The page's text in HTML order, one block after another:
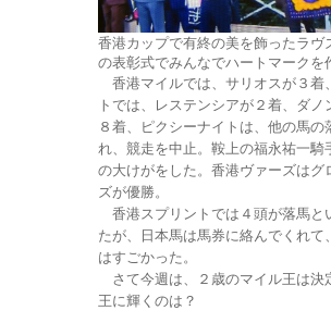
香港カップで有終の美を飾ったラヴ
の表彰式でみんなでハートマークを
香港マイルでは、サリオスが３着
トでは、レステンシアが２着、ダ
８着、ピクシーナイトは、他の馬の
れ、競走を中止。鞍上の福永祐一騎
の大けがをした。香港ヴァーズはグ
ズが優勝。
香港スプリントでは４頭が落馬と
たが、日本馬は馬券に絡んでくれて
はすごかった。
さて今週は、２歳のマイル王は決
王に輝くのは？